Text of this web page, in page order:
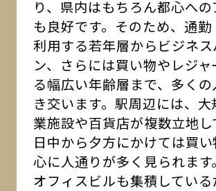
り、県内はもちろん都心への
も良好です。そのため、通勤
利用する若年層からビジネス
ン、さらには買い物やレジャ
る幅広い年齢層まで、多く
き交います。駅周辺には、大
業施設や百貨店が複数立地し
日中から夕方にかけては買
心に人通りが多く見られます
オフィスビルも集積してい